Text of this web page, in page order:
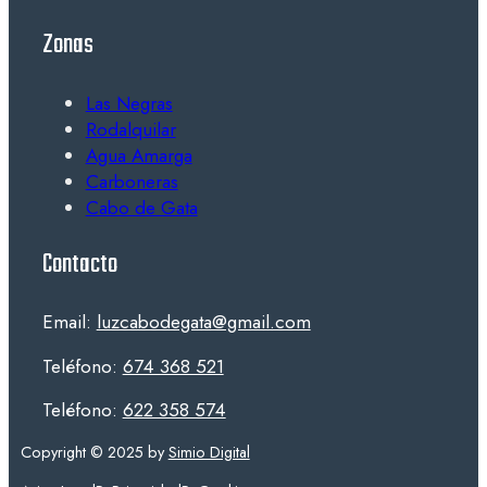
Zonas
Las Negras
Rodalquilar
Agua Amarga
Carboneras
Cabo de Gata
Contacto
Email: luzcabodegata@gmail.com
Teléfono: 674 368 521
Teléfono: 622 358 574
Copyright © 2025 bySimio Digital